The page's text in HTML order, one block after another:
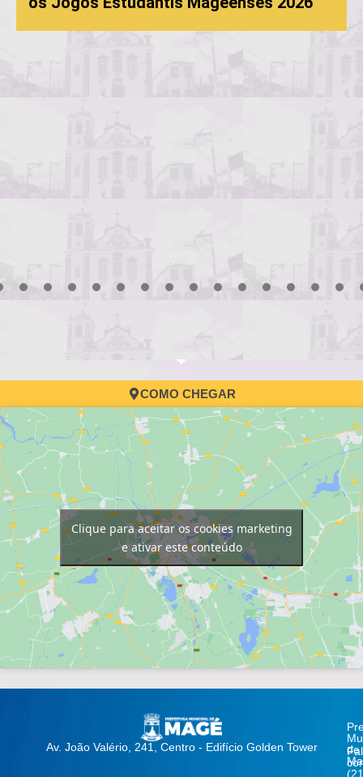
COMO CHEGAR
Clique para aceitar os cookies marketing
e ativar este conteúdo
Av. João Valério, 241, Centro - Edifício Golden Tower
de